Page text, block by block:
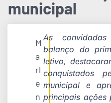
municipal
M
a
rl
e
n
As
balanço do
letivo,
conquistados
municipal e
principais ações